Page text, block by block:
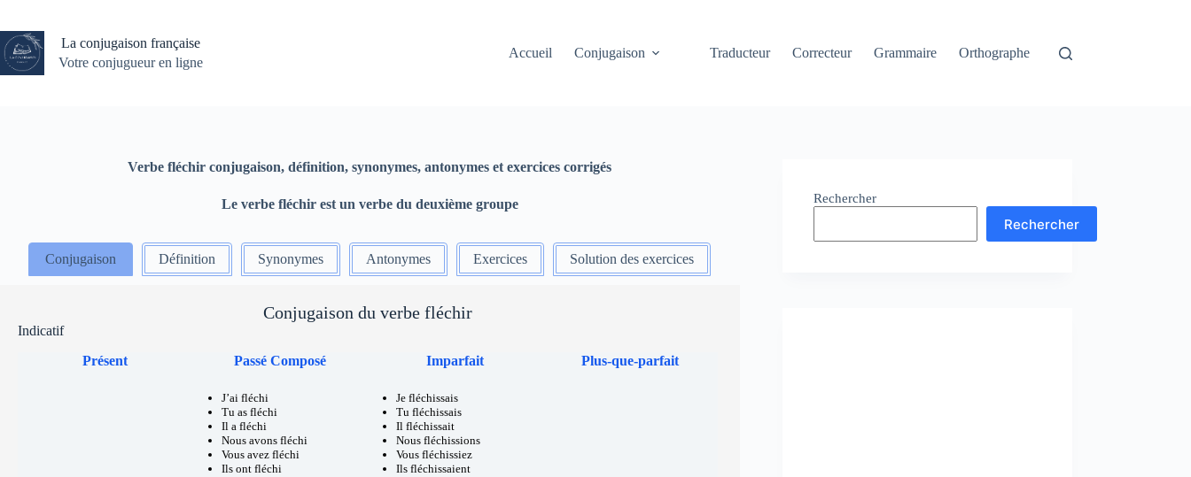
contenu
La conjugaison française
Votre conjugueur en ligne
Accueil Conjugaison Traducteur Correcteur Grammaire Orthographe
Verbe fléchir conjugaison, définition, synonymes, antonymes et exercices corrigés
Le verbe fléchir est un verbe du deuxième groupe
Conjugaison Définition Synonymes Antonymes Exercices Solution des exercices
Conjugaison du verbe fléchir
Indicatif
Présent Passé Composé
J’ai fléchi
Tu as fléchi
Il a fléchi
Nous avons fléchi
Vous avez fléchi
Ils ont fléchi
Imparfait
Je fléchissais
Tu fléchissais
Il fléchissait
Nous fléchissions
Vous fléchissiez
Ils fléchissaient
Plus-que-parfait
Rechercher
Rechercher